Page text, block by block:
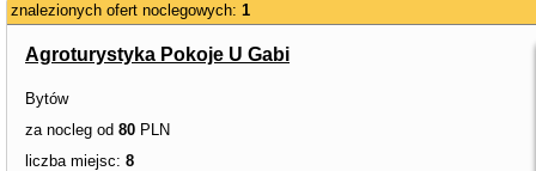
znalezionych ofert noclegowych: 1
Agroturystyka Pokoje U Gabi
Bytów
za nocleg od 80 PLN
liczba miejsc: 8